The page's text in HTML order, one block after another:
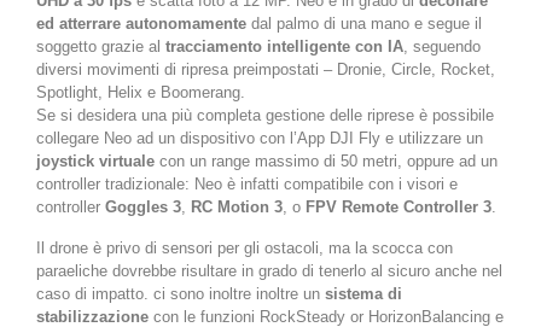
ed atterrare autonomamente dal palmo di una mano e segue il
soggetto grazie al tracciamento intelligente con IA, seguendo
diversi movimenti di ripresa preimpostati – Dronie, Circle, Rocket,
Spotlight, Helix e Boomerang.
Se si desidera una più completa gestione delle riprese è possibile
collegare Neo ad un dispositivo con l’App DJI Fly e utilizzare un
joystick virtuale con un range massimo di 50 metri, oppure ad un
controller tradizionale: Neo è infatti compatibile con i visori e
controller Goggles 3, RC Motion 3, o FPV Remote Controller 3.
Il drone è privo di sensori per gli ostacoli, ma la scocca con
paraeliche dovrebbe risultare in grado di tenerlo al sicuro anche nel
caso di impatto. ci sono inoltre inoltre un sistema di
stabilizzazione con le funzioni RockSteady or HorizonBalancing e